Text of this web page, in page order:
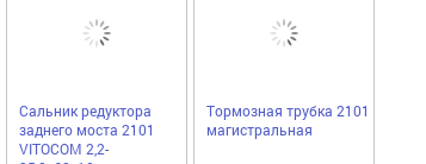
Сальник редуктора
заднего моста 2101
VITOCOM 2,2-
Тормозная трубка 2101
магистральная